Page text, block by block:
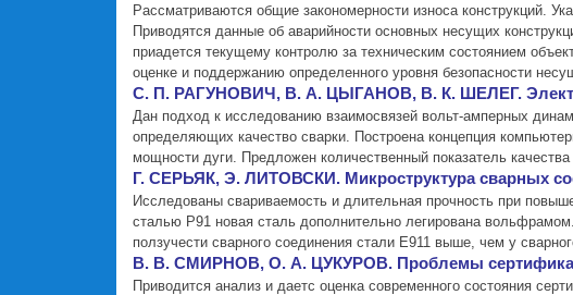
Рассматриваются общие закономерности износа конструкций.
Приводятся данные об аварийности основных несущих
приадется текущему контролю за техническим состоянием
оценке и поддержанию определенного уровня безопасности
С. П. РАГУНОВИЧ, В. А. ЦЫГАНОВ, В. К. ШЕЛЕГ.
Дан подход к исследованию взаимосвязей вольт-амперных
определяющих качество сварки. Построена концепция
мощности дуги. Предложен количественный показатель качества
Г. СЕРЬЯК, Э. ЛИТОВСКИ. Микроструктура сварных
Исследованы свариваемость и длительная прочность при
сталью Р91 новая сталь дополнительно легирована
ползучести сварного соединения стали Е911 выше, чем у
В. В. СМИРНОВ, О. А. ЦУКУРОВ. Проблемы
Приводится анализ и даетс оценка современного состояния